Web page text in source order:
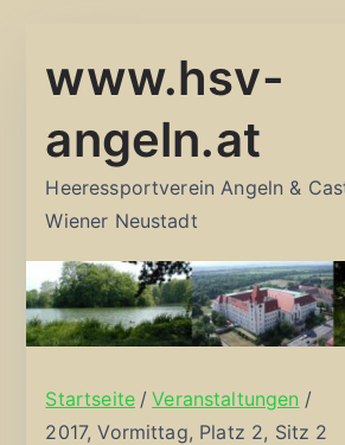
Inhalt
www.hsv-
angeln.at
Heeressportverein Angeln &
Wiener Neustadt
Startseite
Veranstaltungen
2017, Vormittag, Platz 2, Sitz 2